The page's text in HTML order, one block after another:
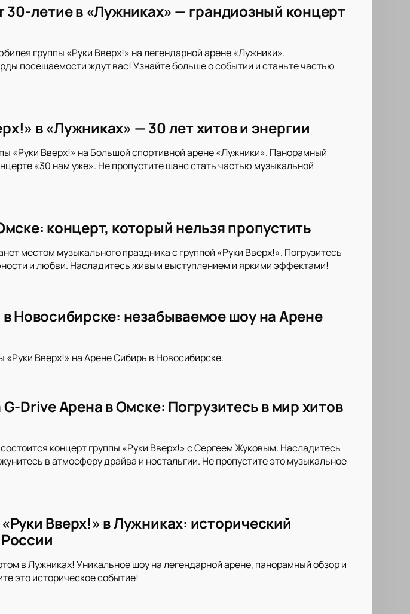
30-летие в «Лужниках» — грандиозный концерт
группы «Руки Вверх!» на легендарной арене «Лужники».
посещаемости ждут вас! Узнайте больше о событии и станьте частью
в «Лужниках» — 30 лет хитов и энергии
«Руки Вверх!» на Большой спортивной арене «Лужники». Панорамный
«30 нам уже». Не пропустите шанс стать частью музыкальной
концерт, который нельзя пропустить
местом музыкального праздника с группой «Руки Вверх!». Погрузитесь
и любви. Насладитесь живым выступлением и яркими эффектами!
Новосибирске: незабываемое шоу на Арене
«Руки Вверх!» на Арене Сибирь в Новосибирске.
Drive Арена в Омске: Погрузитесь в мир хитов
концерт группы «Руки Вверх!» с Сергеем Жуковым. Насладитесь
в атмосферу драйва и ностальгии. Не пропустите это музыкальное
Вверх!» в Лужниках: исторический
в Лужниках! Уникальное шоу на легендарной арене, панорамный обзор и
это историческое событие!